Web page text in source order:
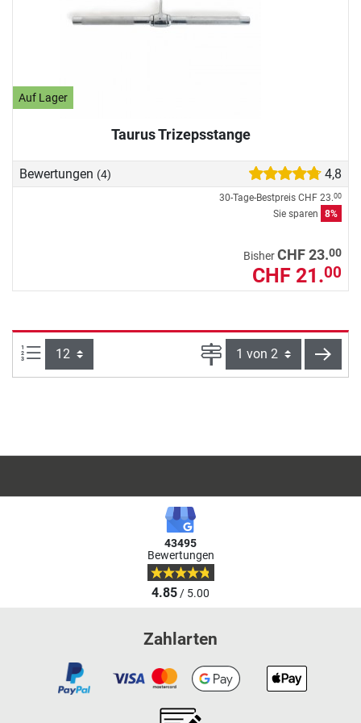
Auf Lager
Taurus Trizepsstange
Bewertungen (4) 4,8
30-Tage-Bestpreis CHF 23.00
Sie sparen 8%
BisherCHF 23.00
CHF 21.00
Artikel pro Seite: Seite
43495
Bewertungen
4.85/ 5.00
Zahlarten